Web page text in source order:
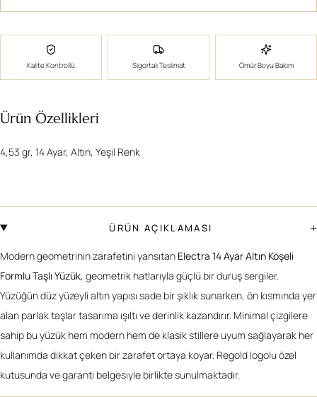
Kalite Kontrollü Sigortalı Teslimat Ömür Boyu Bakım
Ürün Özellikleri
4,53 gr, 14 Ayar, Altın, Yeşil Renk
ÜRÜN AÇIKLAMASI +
Modern geometrinin zarafetini yansıtan Electra 14 Ayar Altın Köşeli
Formlu Taşlı Yüzük, geometrik hatlarıyla güçlü bir duruş sergiler.
Yüzüğün düz yüzeyli altın yapısı sade bir şıklık sunarken, ön kısmında yer
alan parlak taşlar tasarıma ışıltı ve derinlik kazandırır. Minimal çizgilere
sahip bu yüzük hem modern hem de klasik stillere uyum sağlayarak her
kullanımda dikkat çeken bir zarafet ortaya koyar. Regold logolu özel
kutusunda ve garanti belgesiyle birlikte sunulmaktadır.